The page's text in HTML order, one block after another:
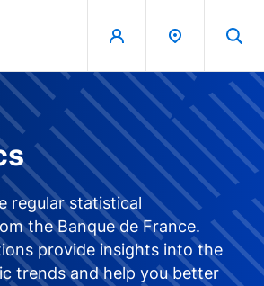
Principal
regular statistical
the Banque de France.
provide insights into the
trends and help you better